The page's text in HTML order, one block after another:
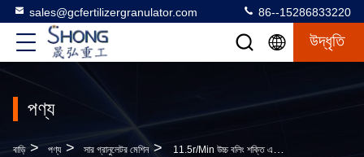
sales@gcfertilizergranulator.com 86--15286833220
উদ্ধৃতি
পণ্য
বাড়ি > পণ্য > সার গ্রানুলেটর মেশিন > 11.5r/min উচ্চ বলিং শক্তি এবং জারা প্রতিরোধী যৌগিক সার উৎপাদন জন্য ঘূর্ণন ড্রাম Granulator